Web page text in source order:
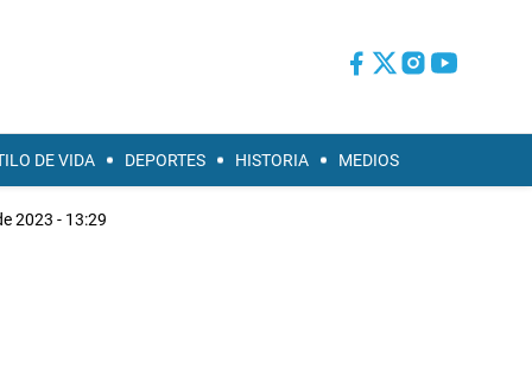
DE VIDA DEPORTES HISTORIA MEDIOS
2023 - 13:29